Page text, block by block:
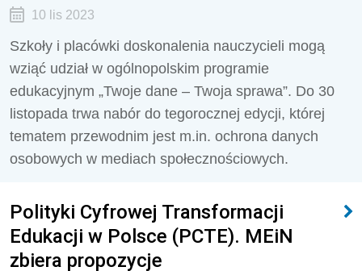
10 lis 2023
Szkoły i placówki doskonalenia nauczycieli mogą
wziąć udział w ogólnopolskim programie
edukacyjnym „Twoje dane – Twoja sprawa”. Do 30
listopada trwa nabór do tegorocznej edycji, której
tematem przewodnim jest m.in. ochrona danych
osobowych w mediach społecznościowych.
Polityki Cyfrowej Transformacji
Edukacji w Polsce (PCTE). MEiN
zbiera propozycje